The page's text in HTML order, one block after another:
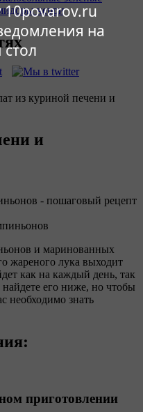
10povarov.ru
на
из куриной печени и
и
- пошаговый рецепт
и маринованных
жареного лука выходит
как на каждый день, так
его ниже, но чтобы
необходимо знать
приготовлении